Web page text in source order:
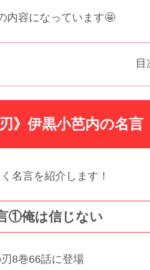
内容になっています🤩
目
刃》伊黒小芭内の名言
名言を紹介します！
①俺は信じない
8巻66話に登場